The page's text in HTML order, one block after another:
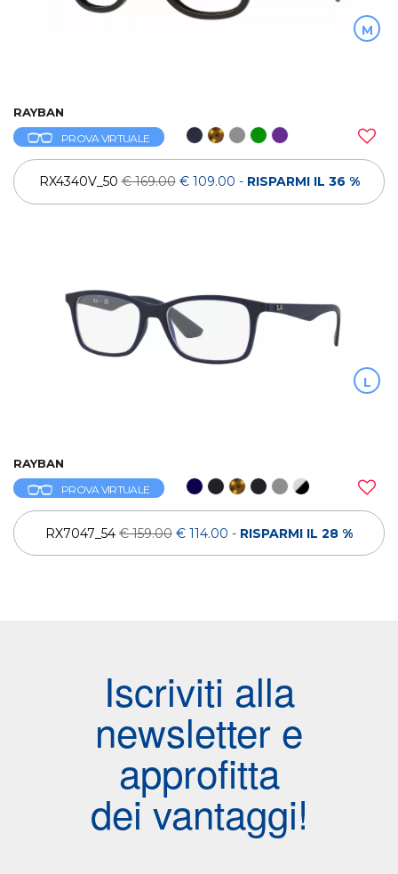
M
RAYBAN
PROVA VIRTUALE
RX4340V_50€ 169.00 € 109.00 - RISPARMI IL 36 %
L
RAYBAN
PROVA VIRTUALE
RX7047_54 € 159.00 € 114.00 - RISPARMI IL 28 %
Iscriviti alla
newsletter e
approfitta
dei vantaggi!